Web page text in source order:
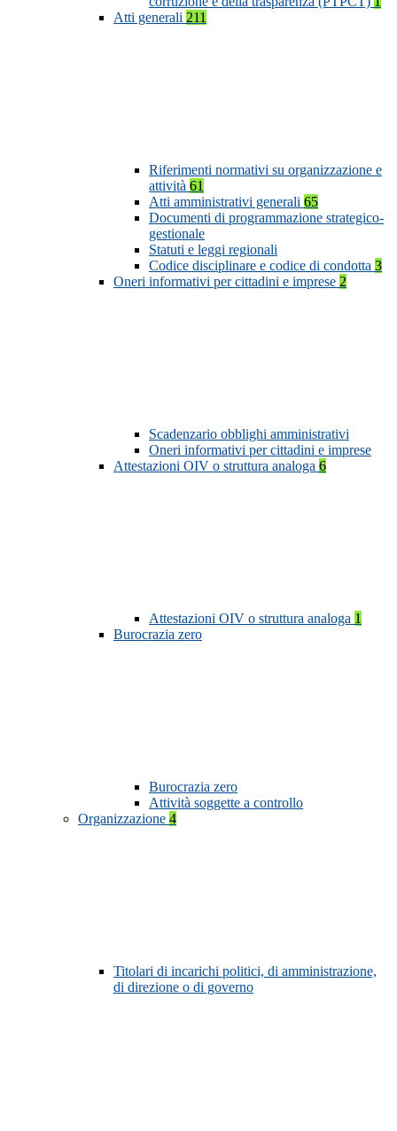
Atti generali 211
Riferimenti normativi su organizzazione e
attività 61
Atti amministrativi generali 65
Documenti di programmazione strategico-
gestionale
Statuti e leggi regionali
Codice disciplinare e codice di condotta 3
Oneri informativi per cittadini e imprese 2
Scadenzario obblighi amministrativi
Oneri informativi per cittadini e imprese
Attestazioni OIV o struttura analoga 6
Attestazioni OIV o struttura analoga 1
Burocrazia zero
Burocrazia zero
Attività soggette a controllo
Organizzazione 4
Titolari di incarichi politici, di amministrazione,
di direzione o di governo